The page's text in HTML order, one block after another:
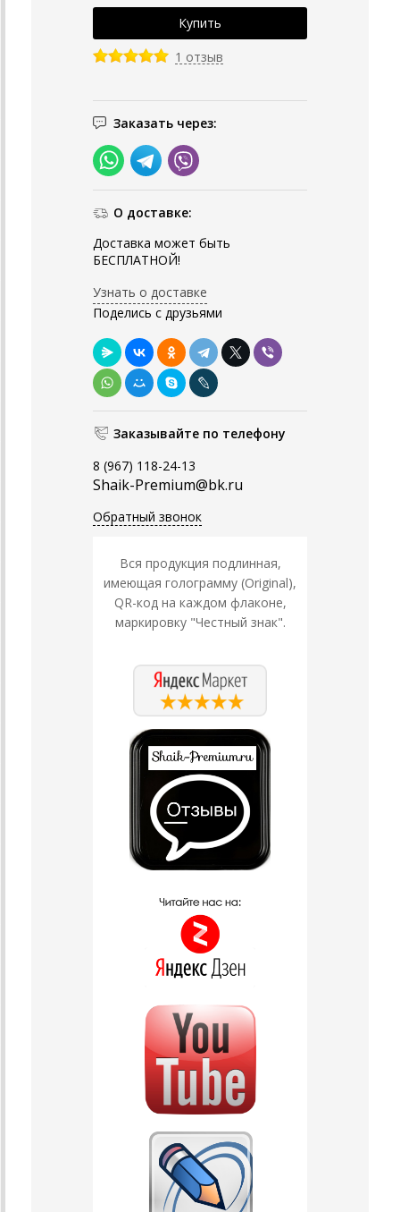
1 отзыв
Заказать через:
О доставке:
Доставка может быть
БЕСПЛАТНОЙ!
Узнать о доставке
Поделись с друзьями
Заказывайте по телефону
8 (967) 118-24-13
Shaik-Premium@bk.ru
Обратный звонок
Вся продукция подлинная,
имеющая голограмму (Original),
QR-код на каждом флаконе,
маркировку "Честный знак".